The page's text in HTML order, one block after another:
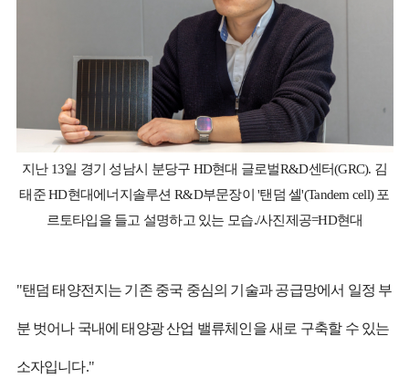
지난 13일 경기 성남시 분당구 HD현대 글로벌R&D센터(GRC). 김
태준 HD현대에너지솔루션 R&D부문장이 '탠덤 셀'(Tandem cell) 포
르토타입을 들고 설명하고 있는 모습./사진제공=HD현대
"탠덤 태양전지는 기존 중국 중심의 기술과 공급망에서 일정 부
분 벗어나 국내에 태양광 산업 밸류체인을 새로 구축할 수 있는
소자입니다."